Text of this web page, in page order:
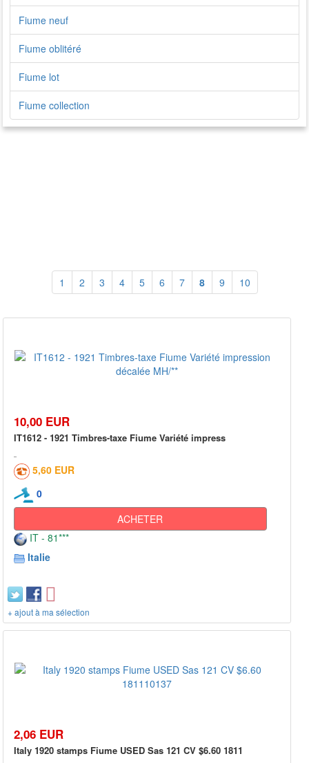
Fiume neuf
Fiume oblitéré
Fiume lot
Fiume collection
1 2 3 4 5 6 7 8 9 10
10,00 EUR
IT1612 - 1921 Timbres-taxe Fiume Variété impress
5,60 EUR
0
ACHETER
IT - 81***
Italie
+ ajout à ma sélection
2,06 EUR
Italy 1920 stamps Fiume USED Sas 121 CV $6.60 1811